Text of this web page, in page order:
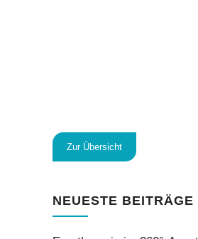
Zur Übersicht
NEUESTE BEITRÄGE